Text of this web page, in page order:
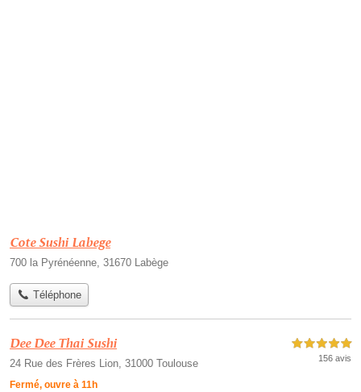
Cote Sushi Labege
700 la Pyrénéenne, 31670 Labège
Téléphone
Dee Dee Thai Sushi
24 Rue des Frères Lion, 31000 Toulouse
Fermé, ouvre à 11h
5,0 étoiles sur 5
156 avis